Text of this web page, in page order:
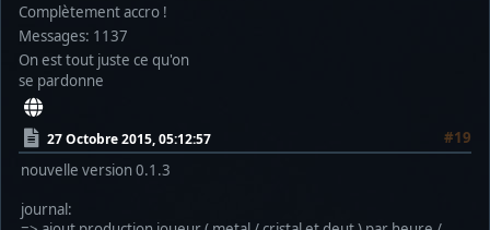
Complètement accro !
Messages: 1137
On est tout juste ce qu'on
se pardonne
27 Octobre 2015, 05:12:57
#19
nouvelle version 0.1.3
journal: